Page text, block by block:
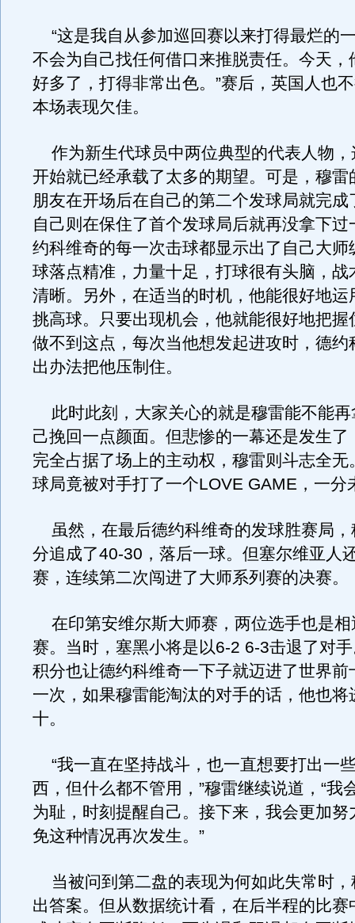
“这是我自从参加巡回赛以来打得最烂的
不会为自己找任何借口来推脱责任。今天，
好多了，打得非常出色。”赛后，英国人也
本场表现欠佳。
作为新生代球员中两位典型的代表人物，
开始就已经承载了太多的期望。可是，穆雷
朋友在开场后在自己的第二个发球局就完成
自己则在保住了首个发球局后就再没拿下过
约科维奇的每一次击球都显示出了自己大师
球落点精准，力量十足，打球很有头脑，战
清晰。另外，在适当的时机，他能很好地运
挑高球。只要出现机会，他就能很好地把握
做不到这点，每次当他想发起进攻时，德约
出办法把他压制住。
此时此刻，大家关心的就是穆雷能不能再
己挽回一点颜面。但悲惨的一幕还是发生了
完全占据了场上的主动权，穆雷则斗志全无
球局竟被对手打了一个LOVE GAME，一分
虽然，在最后德约科维奇的发球胜赛局，
分追成了40-30，落后一球。但塞尔维亚人
赛，连续第二次闯进了大师系列赛的决赛。
在印第安维尔斯大师赛，两位选手也是相
赛。当时，塞黑小将是以6-2 6-3击退了对
积分也让德约科维奇一下子就迈进了世界前
一次，如果穆雷能淘汰的对手的话，他也将
十。
“我一直在坚持战斗，也一直想要打出一
西，但什么都不管用，”穆雷继续说道，“我
为耻，时刻提醒自己。接下来，我会更加努
免这种情况再次发生。”
当被问到第二盘的表现为何如此失常时，
出答案。但从数据统计看，在后半程的比赛